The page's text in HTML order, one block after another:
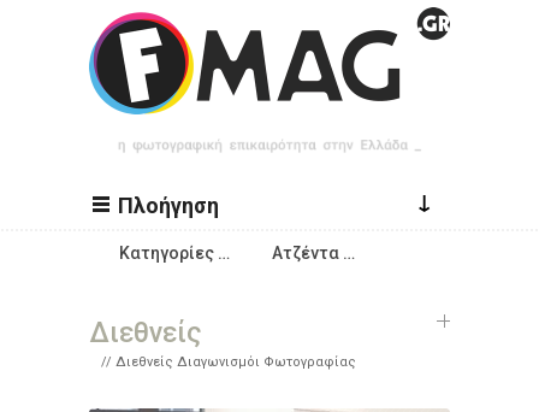
Παράκαμψη προς το κυρίως περιεχόμενο
Πλοήγηση ↓
Κατηγορίες … Ατζέντα …
Διεθνείς
Διεθνείς Διαγωνισμόι Φωτογραφίας